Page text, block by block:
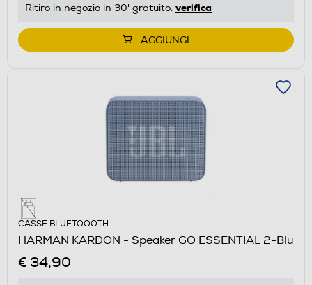
Ritiro in negozio in 30' gratuito: verifica
AGGIUNGI
CASSE BLUETOOOTH
HARMAN KARDON - Speaker GO ESSENTIAL 2-Blu
€ 34,90